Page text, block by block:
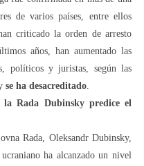
de varios países, entre ellos
criticado la orden de arresto
años, han aumentado las
políticos y juristas, según las
se ha desacreditado
Rada Dubinsky predice el
Rada, Oleksandr Dubinsky,
ha alcanzado un nivel